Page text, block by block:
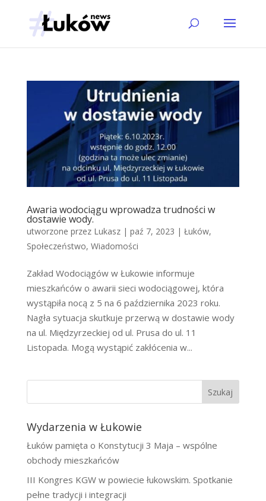
Awaria wodociągu wprowadza trudności w
dostawie wody.
utworzone przez Lukasz| paź 7, 2023 | Łuków,
Społeczeństwo, Wiadomości
Zakład Wodociągów w Łukowie informuje
mieszkańców o awarii sieci wodociągowej, która
wystąpiła nocą z 5 na 6 października 2023 roku.
Nagła sytuacja skutkuje przerwą w dostawie wody
na ul. Międzyrzeckiej od ul. Prusa do ul. 11
Listopada. Mogą wystąpić zakłócenia w...
Szukaj
Wydarzenia w Łukowie
Łuków pamięta o Konstytucji 3 Maja – wspólne
obchody mieszkańców
III Kongres KGW w powiecie łukowskim. Spotkanie
pełne tradycji i integracji